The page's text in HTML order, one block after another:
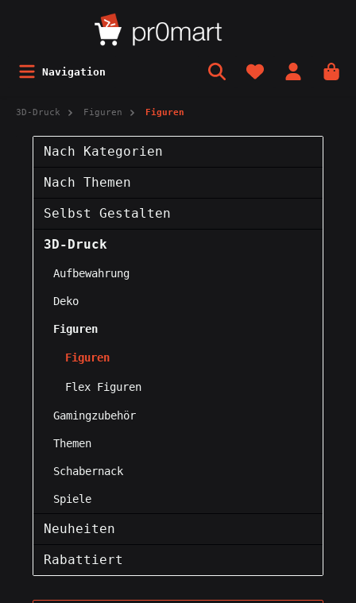
Navigation
3D-Druck Figuren Figuren
Nach Kategorien
Nach Themen
Selbst Gestalten
3D-Druck
Aufbewahrung
Deko
Figuren
Figuren
Flex Figuren
Gamingzubehör
Themen
Schabernack
Spiele
Neuheiten
Rabattiert